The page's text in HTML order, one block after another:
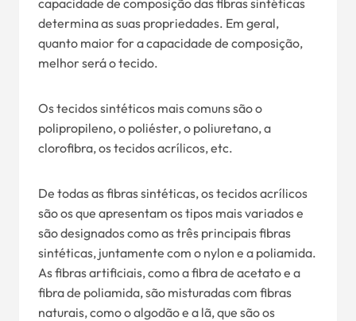
capacidade de composição das fibras sintéticas
determina as suas propriedades. Em geral,
quanto maior for a capacidade de composição,
melhor será o tecido.
Os tecidos sintéticos mais comuns são o
polipropileno, o poliéster, o poliuretano, a
clorofibra, os tecidos acrílicos, etc.
De todas as fibras sintéticas, os tecidos acrílicos
são os que apresentam os tipos mais variados e
são designados como as três principais fibras
sintéticas, juntamente com o nylon e a poliamida.
As fibras artificiais, como a fibra de acetato e a
fibra de poliamida, são misturadas com fibras
naturais, como o algodão e a lã, que são os